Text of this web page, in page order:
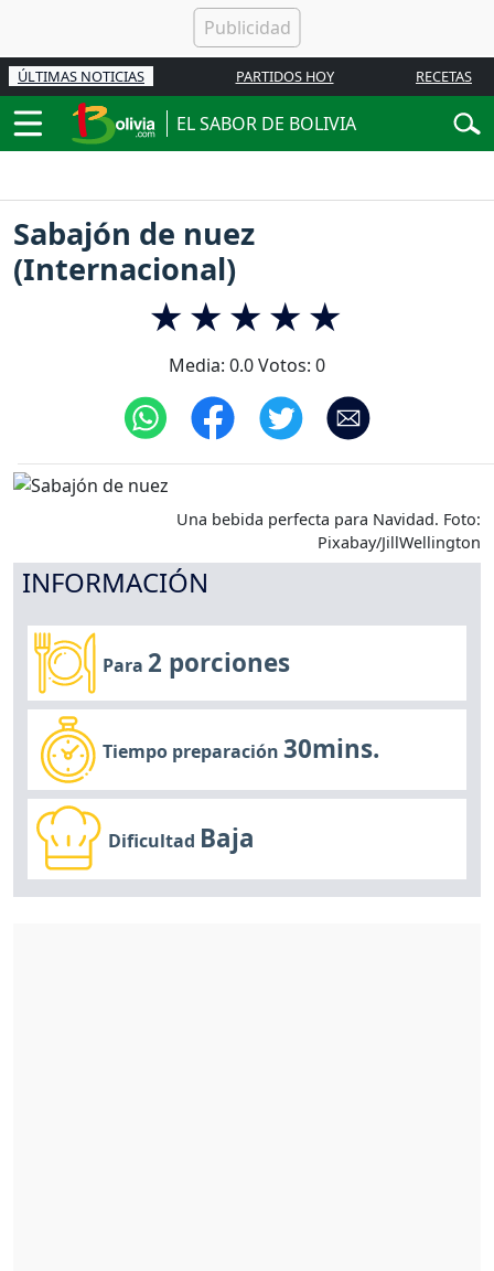
ÚLTIMAS NOTICIAS PARTIDOS HOY RECETAS
EL SABOR DE BOLIVIA
Sabajón de nuez
(Internacional)
Media: 0.0Votos: 0
Una bebida perfecta para Navidad. Foto:
Pixabay/JillWellington
INFORMACIÓN
Para 2 porciones
Tiempo preparación30mins.
Dificultad Baja